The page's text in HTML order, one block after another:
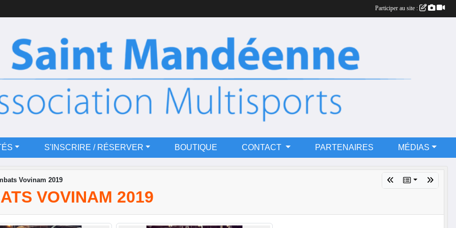
S'INSCRIRE / RÉSERVER BOUTIQUE CONTACT PARTENAIRES MÉDIAS
Vovinam 2019
VOVINAM 2019
Participer au site :